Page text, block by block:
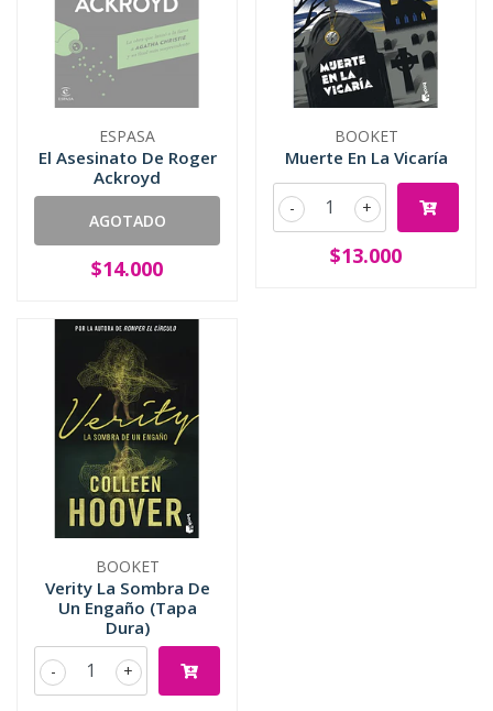
ESPASA
El Asesinato De Roger
Ackroyd
AGOTADO
$14.000
BOOKET
Muerte En La Vicaría
+
-
$13.000
BOOKET
Verity La Sombra De
Un Engaño (Tapa
Dura)
+
-